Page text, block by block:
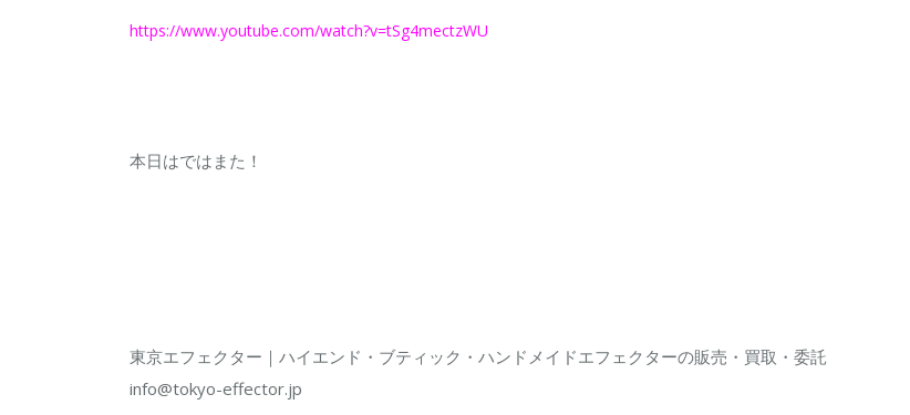
https://www.youtube.com/watch?v=tSg4mectzWU
本日はではまた！
東京エフェクター｜ハイエンド・ブティック・ハンドメイドエフェクターの販売・買取・委託
info@tokyo-effector.jp